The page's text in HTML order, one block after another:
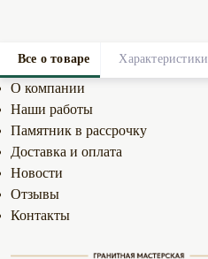
О компании
Наши работы
Памятник в рассрочку
Доставка и оплата
Новости
Отзывы
Контакты
Все о товаре Характеристики